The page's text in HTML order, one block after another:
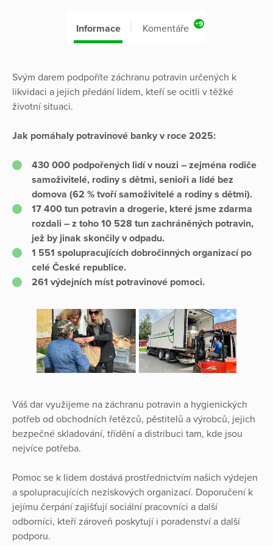
Informace Komentáře +9
Svým darem podpoříte záchranu potravin určených k
likvidaci a jejich předání lidem, kteří se ocitli v těžké
životní situaci.
Jak pomáhaly potravinové banky v roce 2025:
430 000 podpořených lidí v nouzi – zejména rodiče
samoživitelé, rodiny s dětmi, senioři a lidé bez
domova (62 % tvoří samoživitelé a rodiny s dětmi).
17 400 tun potravin a drogerie, které jsme zdarma
rozdali – z toho 10 528 tun zachráněných potravin,
jež by jinak skončily v odpadu.
1 551 spolupracujících dobročinných organizací po
celé České republice.
261 výdejních míst potravinové pomoci.
Váš dar využijeme na záchranu potravin a hygienických
potřeb od obchodních řetězců, pěstitelů a výrobců, jejich
bezpečné skladování, třídění a distribuci tam, kde jsou
nejvíce potřeba.
Pomoc se k lidem dostává prostřednictvím našich výdejen
a spolupracujících neziskových organizací. Doporučení k
jejímu čerpání zajišťují sociální pracovníci a další
odborníci, kteří zároveň poskytují i poradenství a další
podporu.